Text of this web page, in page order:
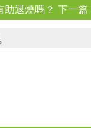
助退燒嗎？ 下一